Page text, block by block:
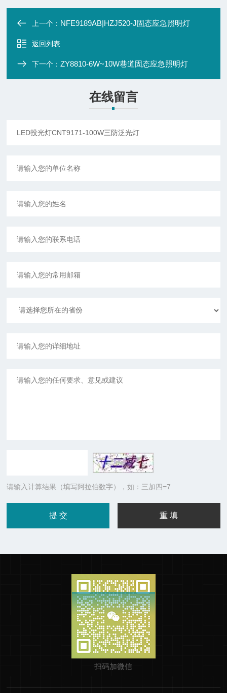
上一个： NFE9189AB|HZJ520-J固态应急照明灯
返回列表
下一个：ZY8810-6W~10W巷道固态应急照明灯
在线留言
请输入计算结果（填写阿拉伯数字），如：三加四=7
扫码加微信